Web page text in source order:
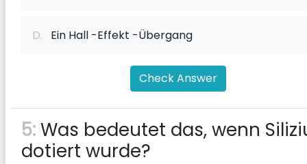
D. Ein Hall -Effekt -Übergang
Check Answer
5:Was bedeutet das, wenn
dotiert wurde?